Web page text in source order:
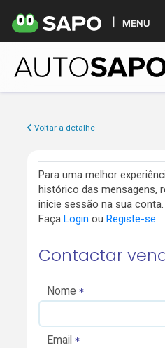
MENU
Voltar a detalhe
Para uma melhor
histórico das mensagens,
inicie sessão na sua conta.
Faça Login ou Registe-se.
Contactar
Nome
Email